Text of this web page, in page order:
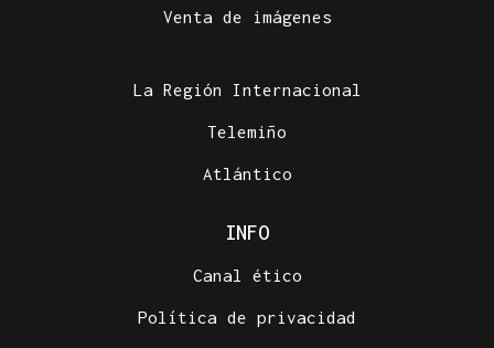
Venta de imágenes
La Región Internacional
Telemiño
Atlántico
INFO
Canal ético
Política de privacidad